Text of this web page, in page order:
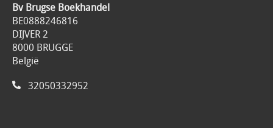
Bv Brugse Boekhandel
BE0888246816
DIJVER 2
8000 BRUGGE
België
32050332952